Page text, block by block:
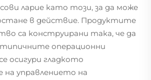
ларие като този, за да може
в действие. Продуктите
са конструирани така, че да
операционни
осигури гладкото
на управлението на